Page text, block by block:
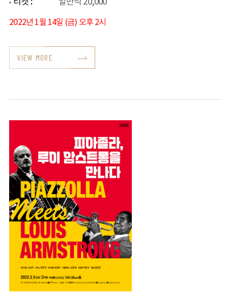
티켓 : 일반석 20,000
2022년 1월 14일 (금) 오후 2시
VIEW MORE